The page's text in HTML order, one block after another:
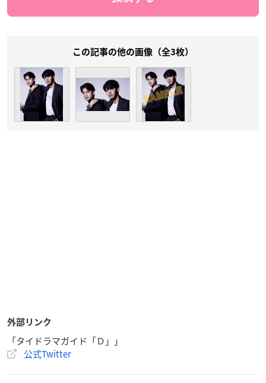
この記事の他の画像（全3枚）
外部リンク
「タイドラマガイド「Ｄ」」
公式Twitter